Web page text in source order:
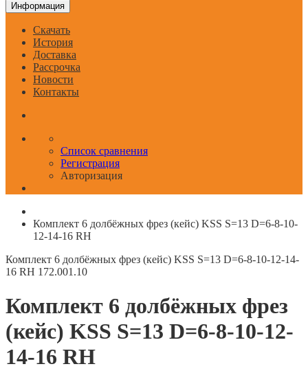
Информация
Скачать
История
Доставка
Рассрочка
Новости
Контакты
Список сравнения
Регистрация
Авторизация
Комплект 6 долбёжных фрез (кейс) KSS S=13 D=6-8-10-
12-14-16 RH
Комплект 6 долбёжных фрез (кейс) KSS S=13 D=6-8-10-12-14-
16 RH 172.001.10
Комплект 6 долбёжных фрез
(кейс) KSS S=13 D=6-8-10-12-
14-16 RH